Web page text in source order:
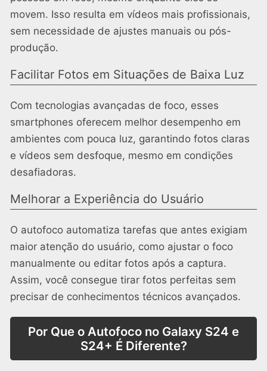
movem. Isso resulta em vídeos mais profissionais,
sem necessidade de ajustes manuais ou pós-
produção.
Facilitar Fotos em Situações de Baixa Luz
Com tecnologias avançadas de foco, esses
smartphones oferecem melhor desempenho em
ambientes com pouca luz, garantindo fotos claras
e vídeos sem desfoque, mesmo em condições
desafiadoras.
Melhorar a Experiência do Usuário
O autofoco automatiza tarefas que antes exigiam
maior atenção do usuário, como ajustar o foco
manualmente ou editar fotos após a captura.
Assim, você consegue tirar fotos perfeitas sem
precisar de conhecimentos técnicos avançados.
Por Que o Autofoco no Galaxy S24 e
S24+ É Diferente?